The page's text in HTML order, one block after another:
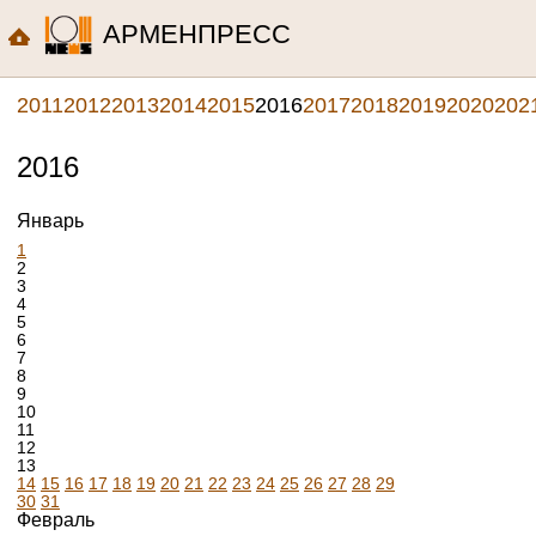
АРМЕНПРЕСС
2011201220132014201520162017201820192020
2016
Январь
1
2
3
4
5
6
7
8
9
10
11
12
13
14 15 16 17 18 19 20 21 22 23 24 25 26 27 28 29
30 31
Февраль